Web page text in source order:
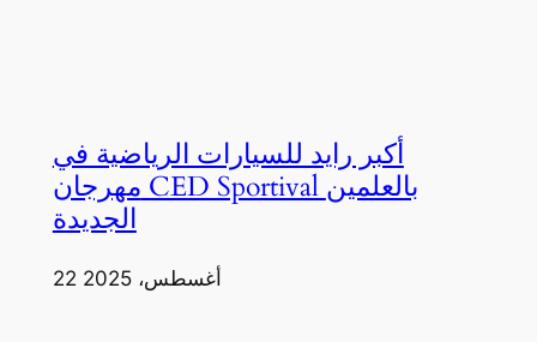
أكبر رايد للسيارات الرياضية في
مهرجان CED Sportival بالعلمين
الجديدة
22 أغسطس، 2025